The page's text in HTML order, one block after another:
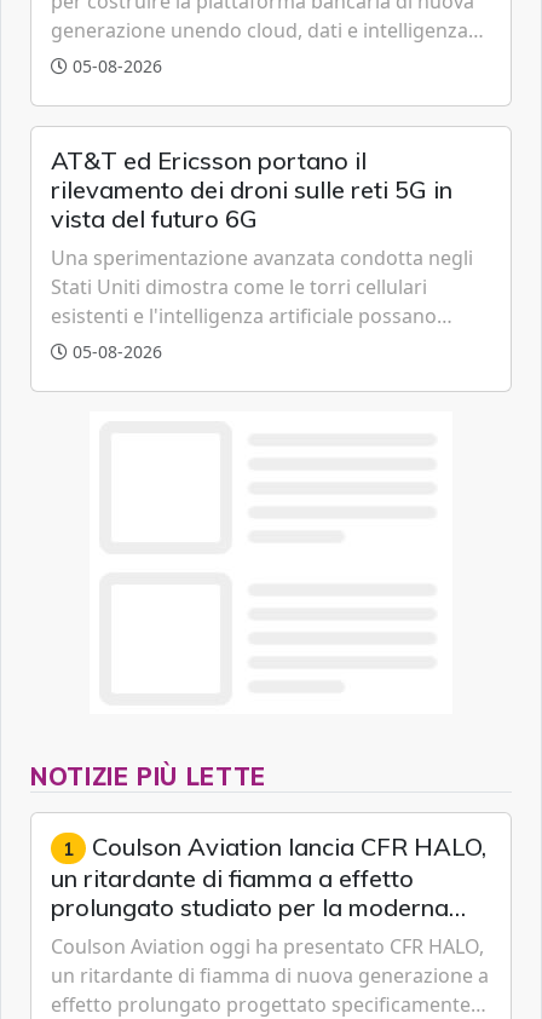
generazione unendo cloud, dati e intelligenza
artificiale.
05-08-2026
AT&T ed Ericsson portano il
rilevamento dei droni sulle reti 5G in
vista del futuro 6G
Una sperimentazione avanzata condotta negli
Stati Uniti dimostra come le torri cellulari
esistenti e l'intelligenza artificiale possano
tracciare velivoli a bassa quota in tempo reale,
05-08-2026
NOTIZIE PIÙ LETTE
1 Coulson Aviation lancia CFR HALO,
un ritardante di fiamma a effetto
prolungato studiato per la moderna
lotta aerea contro gli incendi
Coulson Aviation oggi ha presentato CFR HALO,
un ritardante di fiamma di nuova generazione a
effetto prolungato progettato specificamente